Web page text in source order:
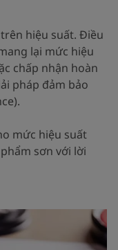
hiệu suất. Điều
lại mức hiệu
chấp nhận hoàn
pháp đảm bảo
mức hiệu suất
sơn với lời